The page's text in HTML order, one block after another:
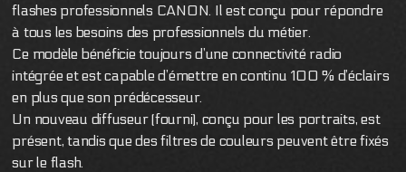
flashes professionnels CANON. Il est conçu pour répondre
à tous les besoins des professionnels du métier.
Ce modèle bénéficie toujours d’une connectivité radio
intégrée et est capable d’émettre en continu 100 % d’éclairs
en plus que son prédécesseur.
Un nouveau diffuseur (fourni), conçu pour les portraits, est
présent, tandis que des filtres de couleurs peuvent être fixés
sur le flash.